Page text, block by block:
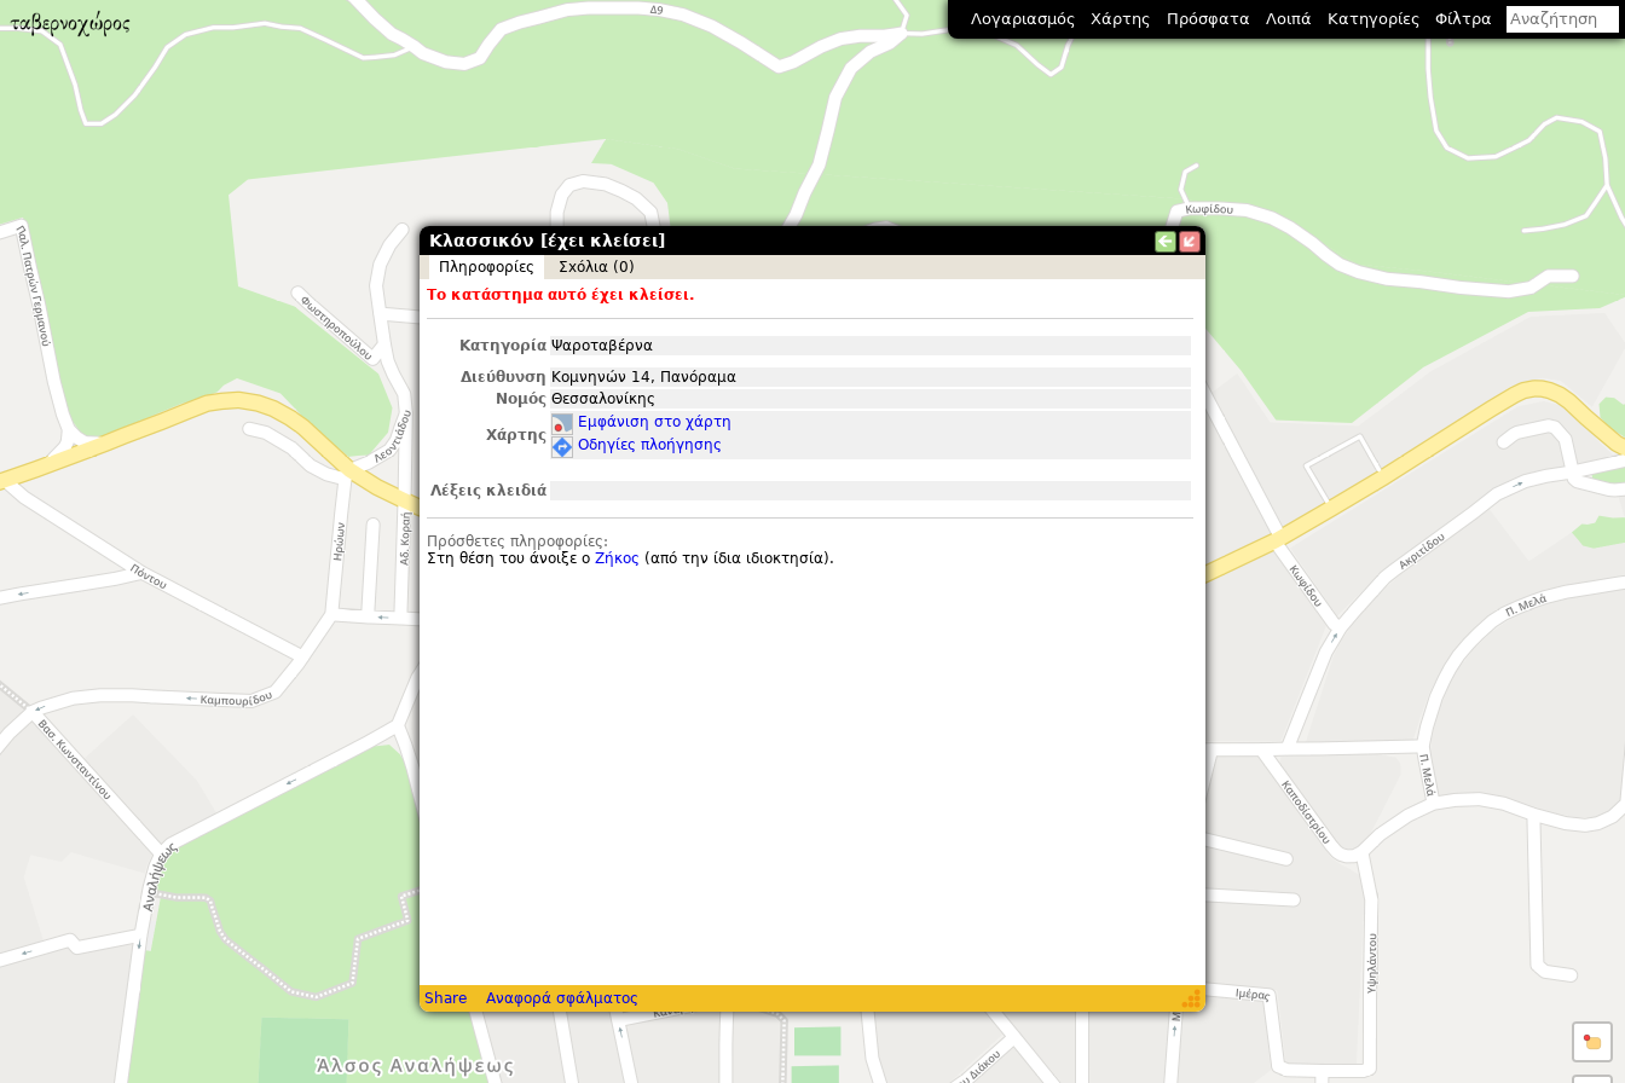
Κλασσικόν [έχει κλείσει]
Πληροφορίες
Σxόλια (0)
Το κατάστημα αυτό έχει κλείσει.
Κατηγορία Ψαροταβέρνα
Διεύθυνση Κομνηνών 14, Πανόραμα
Νομός Θεσσαλονίκης
Χάρτης
Εμφάνιση στο χάρτη
Οδηγίες πλοήγησης
Λέξεις κλειδιά
Πρόσθετες πληροφορίες:
Στη θέση του άνοιξε ο Ζήκος (από την ίδια ιδιοκτησία).
Share Αναφορά σφάλματος
Λογαριασμός Χάρτης Πρόσφατα Λοιπά Κατηγορίες Φίλτρα